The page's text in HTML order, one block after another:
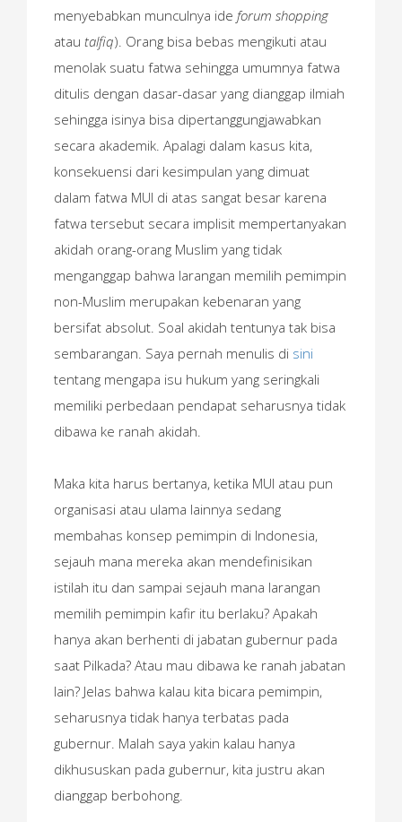
menyebabkan munculnya ide forum shopping
atau talfiq). Orang bisa bebas mengikuti atau
menolak suatu fatwa sehingga umumnya fatwa
ditulis dengan dasar-dasar yang dianggap ilmiah
sehingga isinya bisa dipertanggungjawabkan
secara akademik. Apalagi dalam kasus kita,
konsekuensi dari kesimpulan yang dimuat
dalam fatwa MUI di atas sangat besar karena
fatwa tersebut secara implisit mempertanyakan
akidah orang-orang Muslim yang tidak
menganggap bahwa larangan memilih pemimpin
non-Muslim merupakan kebenaran yang
bersifat absolut. Soal akidah tentunya tak bisa
sembarangan. Saya pernah menulis di sini
tentang mengapa isu hukum yang seringkali
memiliki perbedaan pendapat seharusnya tidak
dibawa ke ranah akidah.
Maka kita harus bertanya, ketika MUI atau pun
organisasi atau ulama lainnya sedang
membahas konsep pemimpin di Indonesia,
sejauh mana mereka akan mendefinisikan
istilah itu dan sampai sejauh mana larangan
memilih pemimpin kafir itu berlaku? Apakah
hanya akan berhenti di jabatan gubernur pada
saat Pilkada? Atau mau dibawa ke ranah jabatan
lain? Jelas bahwa kalau kita bicara pemimpin,
seharusnya tidak hanya terbatas pada
gubernur. Malah saya yakin kalau hanya
dikhususkan pada gubernur, kita justru akan
dianggap berbohong.